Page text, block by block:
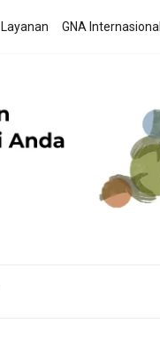
Layanan GNA Internasional